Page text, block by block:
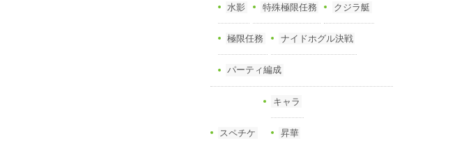
水影 特殊極限任務 クジラ艇
極限任務 ナイドホグル決戦
パーティ編成
スペチケ
キャラ
昇華